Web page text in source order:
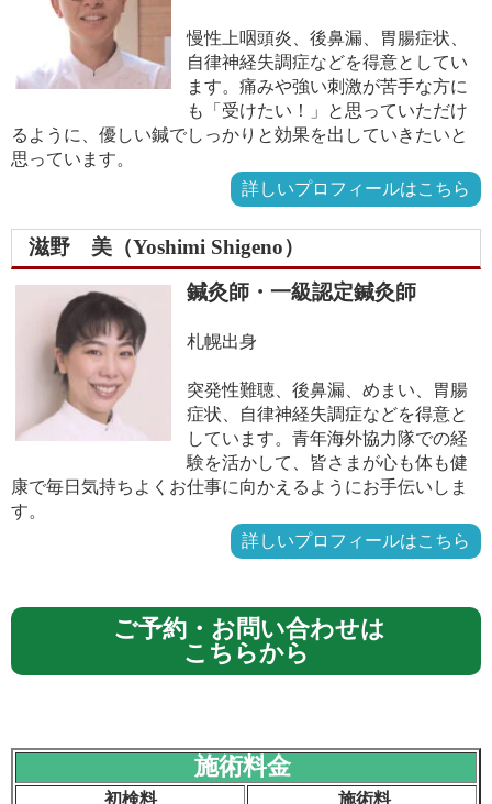
慢性上咽頭炎、後鼻漏、胃腸症状、
自律神経失調症などを得意としてい
ます。痛みや強い刺激が苦手な方に
も「受けたい！」と思っていただけ
るように、優しい鍼でしっかりと効果を出していきたいと
思っています。
詳しいプロフィールはこちら
滋野 美（Yoshimi Shigeno）
鍼灸師・一級認定鍼灸師
札幌出身
突発性難聴、後鼻漏、めまい、胃腸
症状、自律神経失調症などを得意と
しています。青年海外協力隊での経
験を活かして、皆さまが心も体も健
康で毎日気持ちよくお仕事に向かえるようにお手伝いしま
す。
詳しいプロフィールはこちら
ご予約・お問い合わせは
こちらから
施術料金
初検料 施術料